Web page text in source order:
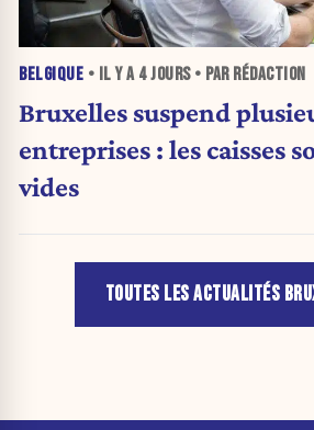
BELGIQUE • IL Y A 4 JOURS• PAR RÉDACTION
Bruxelles suspend
entreprises : les caisses
vides
TOUTES LES ACTUALITÉS